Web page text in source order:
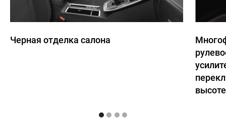
Черная отделка салона